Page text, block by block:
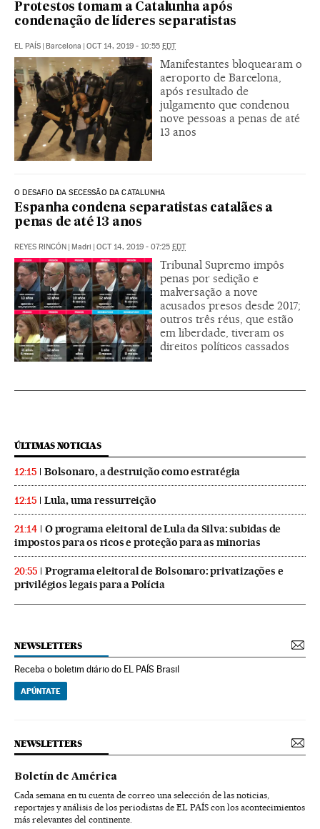
Protestos tomam a Catalunha após
condenação de líderes separatistas
EL PAÍS | Barcelona | OCT 14, 2019 - 10:55 EDT
Manifestantes bloquearam o
aeroporto de Barcelona,
após resultado de
julgamento que condenou
nove pessoas a penas de até
13 anos
O DESAFIO DA SECESSÃO DA CATALUNHA
Espanha condena separatistas catalães a
penas de até 13 anos
REYES RINCÓN | Madri | OCT 14, 2019 - 07:25 EDT
Tribunal Supremo impôs
penas por sedição e
malversação a nove
acusados presos desde 2017;
outros três réus, que estão
em liberdade, tiveram os
direitos políticos cassados
ÚLTIMAS NOTICIAS
12:15 Bolsonaro, a destruição como estratégia
12:15 Lula, uma ressurreição
21:14
O programa eleitoral de Lula da Silva: subidas de
impostos para os ricos e proteção para as minorias
20:55
Programa eleitoral de Bolsonaro: privatizações e
privilégios legais para a Polícia
NEWSLETTERS
Receba o boletim diário do EL PAÍS Brasil
APÚNTATE
NEWSLETTERS
Boletín de América
Cada semana en tu cuenta de correo una selección de las noticias,
reportajes y análisis de los periodistas de EL PAÍS con los acontecimientos
más relevantes del continente.